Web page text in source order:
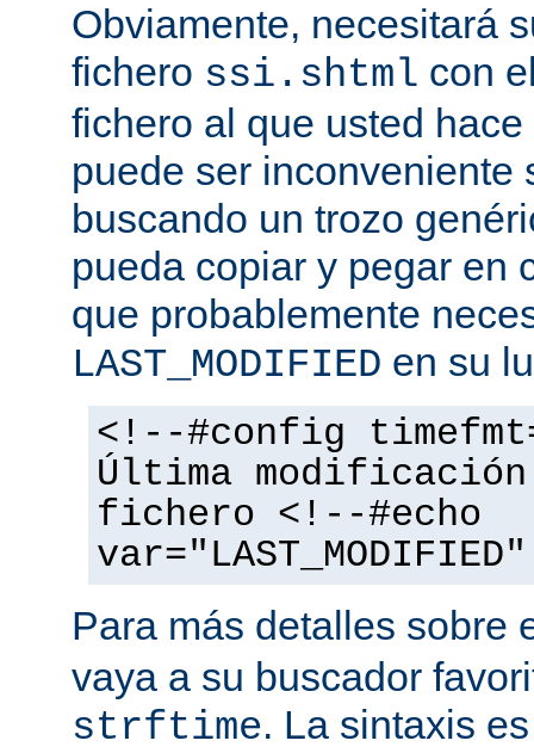
Obviamente, necesitará
fichero ssi.shtml con
fichero al que usted
puede ser inconveniente
buscando un trozo
pueda copiar y pegar en
que probablemente
LAST_MODIFIED en su
<!--#config
Última
fichero <!--#echo
Para más detalles sobre
vaya a su buscador
strftime. La sintaxis